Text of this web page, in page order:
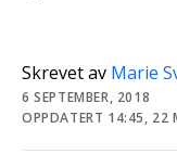
Skrevet av Marie
6 SEPTEMBER, 2018
OPPDATERT 14:45, 22